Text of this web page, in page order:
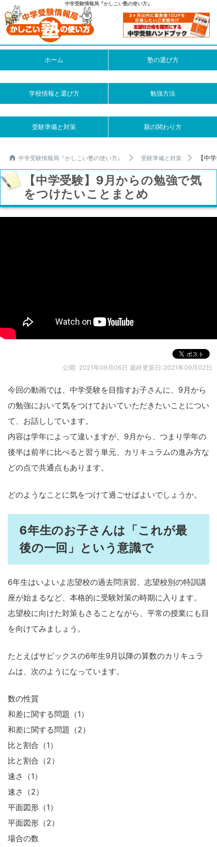
中学受験情報局『かしこい塾の使い方』
ホーム 塾の選び方
学校情報と選び方 勉強方法
受験準備と対策 親の関わり方
中学受験情報局『かしこい塾の使い方』 受験準備と対策 【中
【中学受験】9月からの勉強で気
をつけたいことまとめ
公開: 2021年09月06日 最終更新日:2021年09月02日
今回の動画では、中学受験を目指すお子さんに、9月から
の勉強において気をつけておいていただきたいことについ
て、お話ししています。
内容は学年によって違いますが、9月から、つまり学年の
後半は前半に比べると習う単元、カリキュラムの進み方な
どの点で共通点もあります。
どのようなことに気をつけて過ごせばよいでしょうか。
6年生のお子さんは「これが最
後の一回」という意識で
6年生はいよいよ志望校の過去問演習、志望校別の特訓講
座が始まるなど、本格的に受験対策の時期に入ります。
志望校に向けた対策もさることながら、平常の授業にも目
を向けてみましょう。
たとえばサピックスの6年生9月以降の算数のカリキュラ
ムは、次のようになっています。
数の性質​
和差に関する問題（1）​
和差に関する問題（2）​
比と割合（1）​
比と割合（2）​
速さ（1）​
速さ（2）​
平面図形（1）​
平面図形（2）​
場合の数​